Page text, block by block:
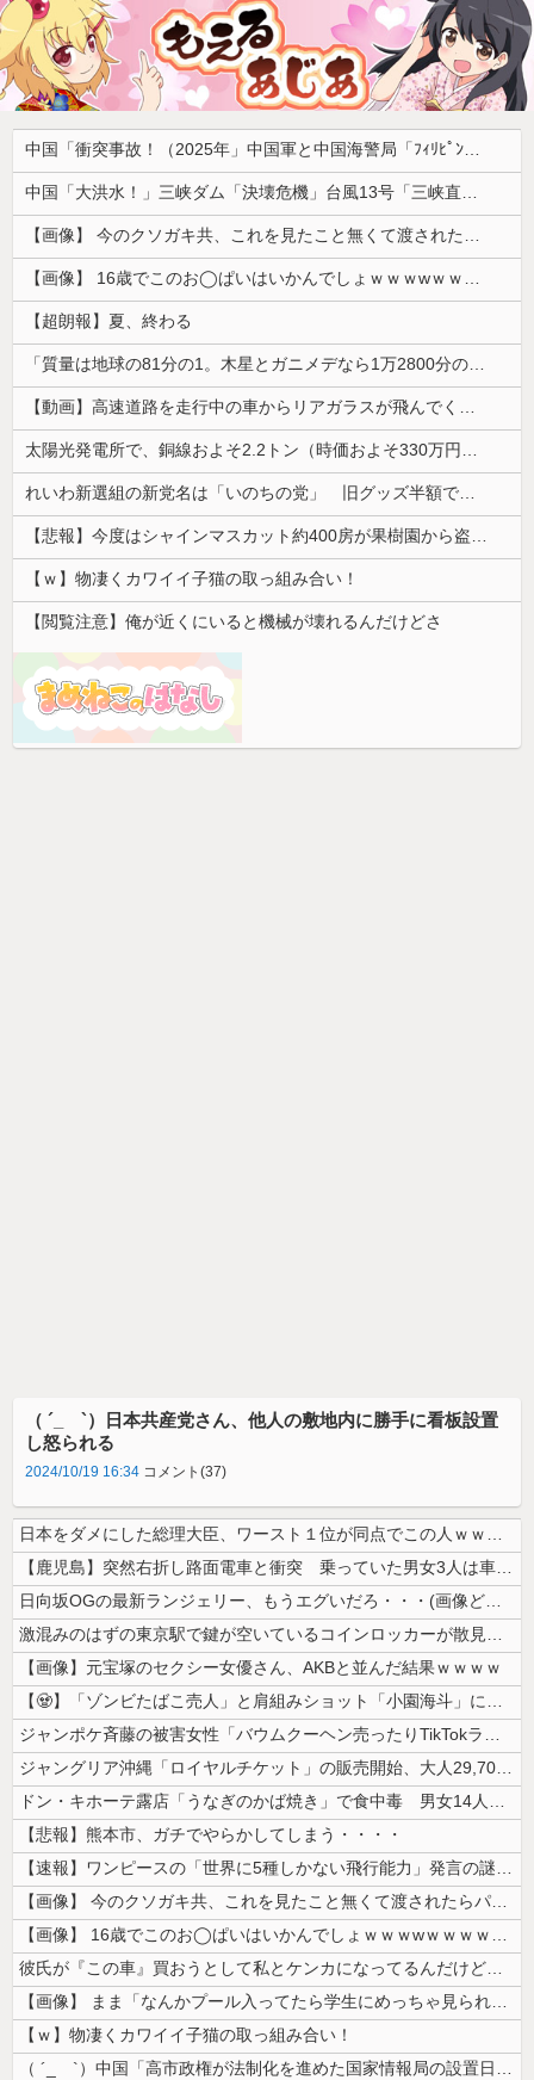
中国「衝突事故！（2025年」中国軍と中国海警局「ﾌｨﾘﾋﾟﾝ船の追跡中に衝突！（8/11」中国「2人死亡」中国政府「1年間隠蔽」日本「隠蔽された事実報道！（2026年」→
中国「大洪水！」三峡ダム「決壊危機」台風13号「三峡直撃確定」日本「最も強い勢力で接近！（伊勢湾台風級」台風13号と15号「中国本土でぶつかり合う（前代未聞」→
【画像】 今のクソガキ共、これを見たこと無くて渡されたらパニクるらしいｗｗｗｗｗｗｗｗｗｗｗｗｗ
【画像】 16歳でこのお◯ぱいはいかんでしょｗｗｗwｗｗｗｗｗｗｗｗ❤
【超朗報】夏、終わる
「質量は地球の81分の1。木星とガニメデなら1万2800分の1」月がどれだけ規格外なのか、数字で並べてみると…
【動画】高速道路を走行中の車からリアガラスが飛んでくる事故(ﾟoﾟ)
太陽光発電所で、銅線およそ2.2トン（時価およそ330万円相当）盗んだなど、ベトナム国籍（無職）２人逮捕、盗まれた銅線の半分はすでに売却 富山で...
れいわ新選組の新党名は「いのちの党」 旧グッズ半額で販売 どうなる秘書給与疑惑
【悲報】今度はシャインマスカット約400房が果樹園から盗まれる 参議院議員「日本人ではないと思う」
【ｗ】物凄くカワイイ子猫の取っ組み合い！
【閲覧注意】俺が近くにいると機械が壊れるんだけどさ
（ ´_ゝ`）日本共産党さん、他人の敷地内に勝手に看板設置
し怒られる
2024/10/19 16:34 コメント(37)
日本をダメにした総理大臣、ワースト１位が同点でこの人ｗｗｗｗｗｗ
【鹿児島】突然右折し路面電車と衝突 乗っていた男女3人は車を放置しダッ...
日向坂OGの最新ランジェリー、もうエグいだろ・・・(画像どーん)
激混みのはずの東京駅で鍵が空いているコインロッカーが散見、「ラッキー」...
【画像】元宝塚のセクシー女優さん、AKBと並んだ結果ｗｗｗｗ
【🧟】「ゾンビたばこ売人」と肩組みショット「小園海斗」に注がれる“厳...
ジャンポケ斉藤の被害女性「バウムクーヘン売ったりTikTokライブして...
ジャングリア沖縄「ロイヤルチケット」の販売開始、大人29,700円にｗ...
ドン・キホーテ露店「うなぎのかば焼き」で食中毒 男女14人が発熱や腹痛...
【悲報】熊本市、ガチでやらかしてしまう・・・・
【速報】ワンピースの「世界に5種しかない飛行能力」発言の謎が解けるww...
【画像】 今のクソガキ共、これを見たこと無くて渡されたらパニクるらしい...
【画像】 16歳でこのお◯ぱいはいかんでしょｗｗｗwｗｗｗｗｗｗｗｗ❤
彼氏が『この車』買おうとして私とケンカになってるんだけどｗｗｗｗｗｗ
【画像】 まま「なんかプール入ってたら学生にめっちゃ見られたw」
【ｗ】物凄くカワイイ子猫の取っ組み合い！
（ ´_ゝ`）中国「高市政権が法制化を進めた国家情報局の設置日が7月3...